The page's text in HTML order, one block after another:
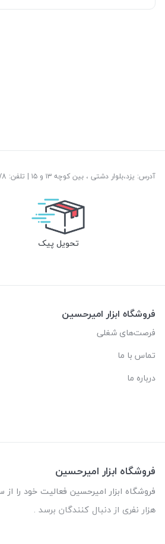
آدرس: یزد،بلوار دشتی ، بین کوچه ۱۳ و ۱۵ | تلفن: ‎09131522578 | پست الکترونیک: info@abzareamirhossein.com
تحویل پیک
فروشگاه ابزار امیرحسین
فرصت‌های شغلی
تماس با ما
درباره ما
فروشگاه ابزار امیرحسین
هزار نفری از دنبال کنندگان برسد .